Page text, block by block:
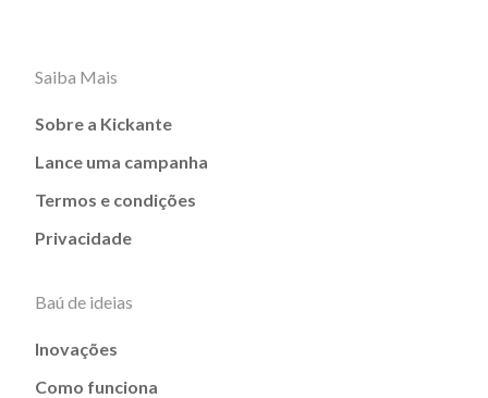
Saiba Mais
Sobre a Kickante
Lance uma campanha
Termos e condições
Privacidade
Baú de ideias
Inovações
Como funciona